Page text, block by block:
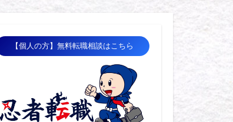
【個人の方】無料転職相談はこちら